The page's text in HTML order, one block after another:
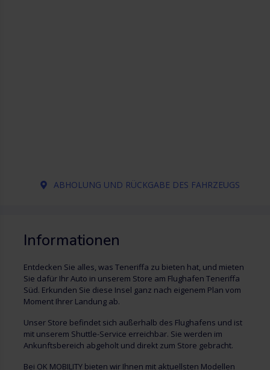
ABHOLUNG UND RÜCKGABE DES FAHRZEUGS
Informationen
Entdecken Sie alles, was Teneriffa zu bieten hat, und mieten
Sie dafür Ihr Auto in unserem Store am Flughafen Teneriffa
Süd. Erkunden Sie diese Insel ganz nach eigenem Plan vom
Moment Ihrer Landung ab.
Unser Store befindet sich außerhalb des Flughafens und ist
mit unserem Shuttle-Service erreichbar. Sie werden im
Ankunftsbereich abgeholt und direkt zum Store gebracht.
Bei OK MOBILITY bieten wir Ihnen mit aktuellsten Modellen